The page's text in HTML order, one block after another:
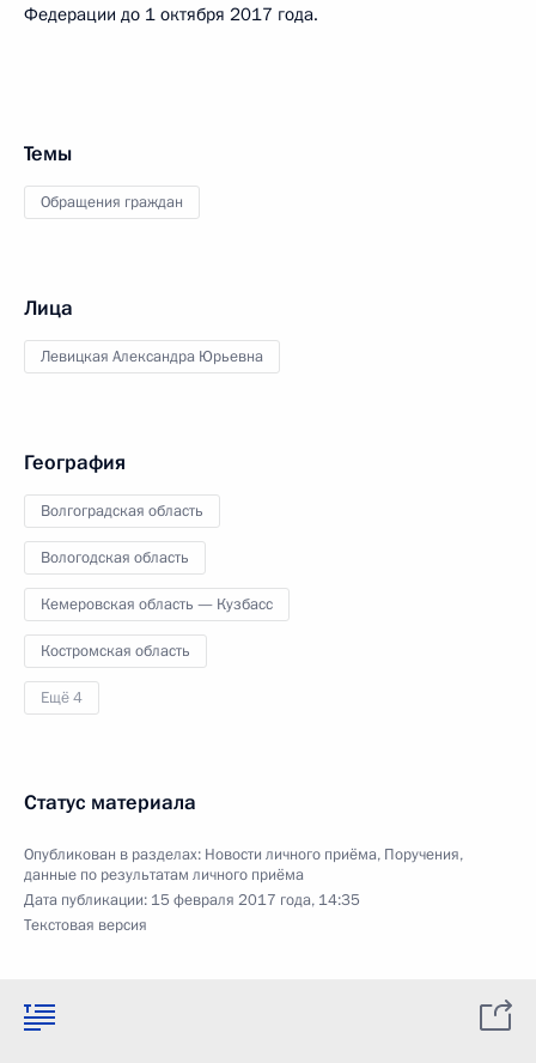
Федерации до 1 октября 2017 года.
Темы
Обращения граждан
Лица
Левицкая Александра Юрьевна
География
Волгоградская область
Вологодская область
Кемеровская область — Кузбасс
Костромская область
Ещё 4
Статус материала
Опубликован в разделах: Новости личного приёма, Поручения,
данные по результатам личного приёма
Дата публикации: 15 февраля 2017 года, 14:35
Текстовая версия